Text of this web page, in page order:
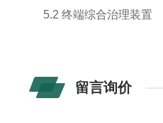
5.2 终端综合治理装置
留言询价